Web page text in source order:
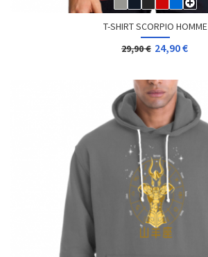
T-SHIRT SCORPIO HOMME
29,90 € 24,90 €